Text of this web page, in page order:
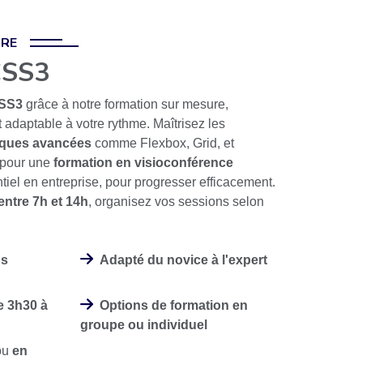
grâce à notre formation sur mesure,
à votre rythme. Maîtrisez les
avancées comme Flexbox, Grid, et
une formation en visioconférence
en entreprise, pour progresser efficacement.
7h et 14h, organisez vos sessions selon
Adapté du novice à l'expert
3h30 à
Options de formation en
groupe ou individuel
en